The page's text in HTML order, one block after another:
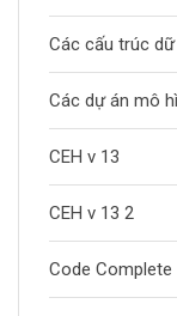
Các cấu trúc
Các dự án mô
CEH v 13
CEH v 13 2
Code Complete